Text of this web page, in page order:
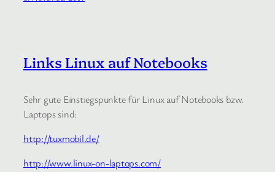
Links Linux auf Notebooks
Sehr gute Einstiegspunkte für Linux auf Notebooks bzw.
Laptops sind:
http://tuxmobil.de/
http://www.linux-on-laptops.com/